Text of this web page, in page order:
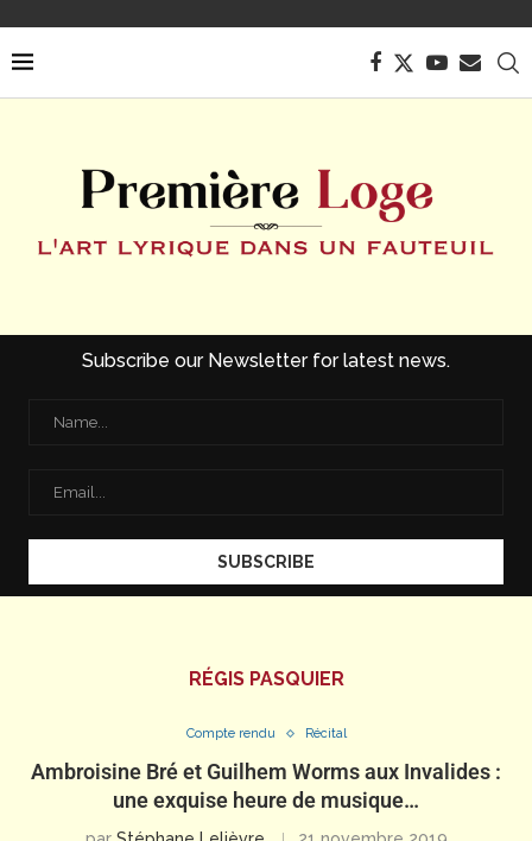
Subscribe our Newsletter for latest news.
RÉGIS PASQUIER
Compte rendu Récital
Ambroisine Bré et Guilhem Worms aux Invalides :
une exquise heure de musique…